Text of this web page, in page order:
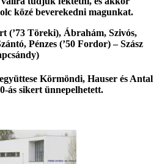
közé beverekedni magunkat.
(’73 Töreki), Ábrahám, Szivós,
Pénzes (’50 Fordor) – Szász
Körmöndi, Hauser és Antal
ás sikert ünnepelhetett.